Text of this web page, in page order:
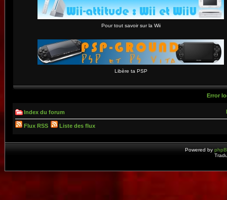
Pour tout savoir sur la Wii
Libère ta PSP
Error
Index du forum
Flux RSS Liste des flux
Powered by